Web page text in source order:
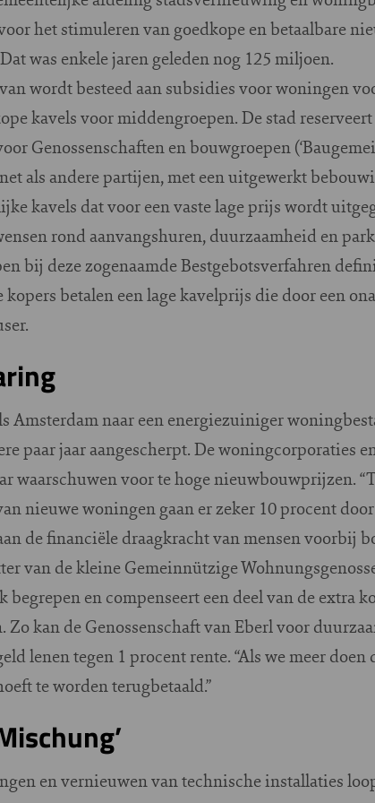
het stimuleren van goedkope en betaalbare
was enkele jaren geleden nog 125 miljoen.
wordt besteed aan subsidies voor woningen
kavels voor middengroepen. De stad
Genossenschaften en bouwgroepen
als andere partijen, met een uitgewerkt
kavels dat voor een vaste lage prijs wordt
rond aanvangshuren, duurzaamheid en
bij deze zogenaamde Bestgebotsverfahren
betalen een lage kavelprijs die door een
Amsterdam naar een energiezuiniger
paar jaar aangescherpt. De woningcorporaties
waarschuwen voor te hoge nieuwbouwprijzen.
nieuwe woningen gaan er zeker 10 procent
de financiële draagkracht van mensen voorbij
van de kleine Gemeinnützige
begrepen en compenseert een deel van de extra
Zo kan de Genossenschaft van Eberl voor
lenen tegen 1 procent rente. “Als we meer
te worden terugbetaald.”
en vernieuwen van technische installaties